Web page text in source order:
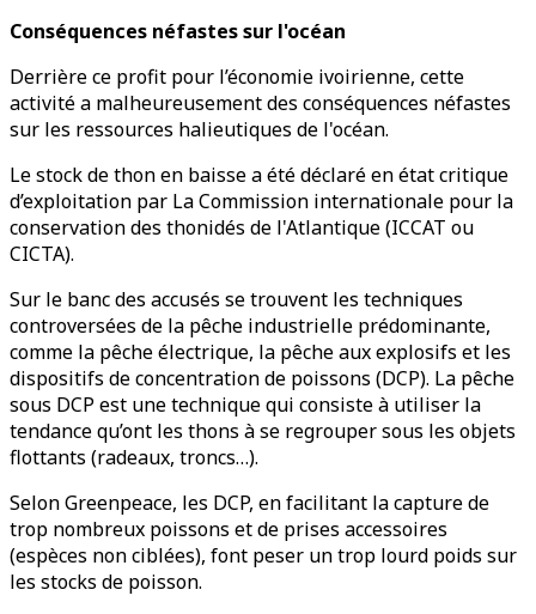
Conséquences néfastes sur l'océan
Derrière ce profit pour l’économie ivoirienne, cette
activité a malheureusement des conséquences néfastes
sur les ressources halieutiques de l'océan.
Le stock de thon en baisse a été déclaré en état critique
d’exploitation par La Commission internationale pour la
conservation des thonidés de l'Atlantique (ICCAT ou
CICTA).
Sur le banc des accusés se trouvent les techniques
controversées de la pêche industrielle prédominante,
comme la pêche électrique, la pêche aux explosifs et les
dispositifs de concentration de poissons (DCP). La pêche
sous DCP est une technique qui consiste à utiliser la
tendance qu’ont les thons à se regrouper sous les objets
flottants (radeaux, troncs…).
Selon Greenpeace, les DCP, en facilitant la capture de
trop nombreux poissons et de prises accessoires
(espèces non ciblées), font peser un trop lourd poids sur
les stocks de poisson.